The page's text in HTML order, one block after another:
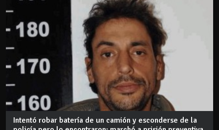
Intentó robar batería de un camión y esconderse de la